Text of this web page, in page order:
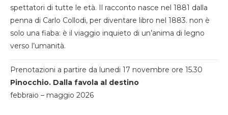
spettatori di tutte le età. Il racconto nasce nel 1881 dalla
penna di Carlo Collodi, per diventare libro nel 1883. non è
solo una fiaba: è il viaggio inquieto di un’anima di legno
verso l’umanità.
Prenotazioni a partire da lunedi 17 novembre ore 15.30
Pinocchio. Dalla favola al destino
febbraio – maggio 2026